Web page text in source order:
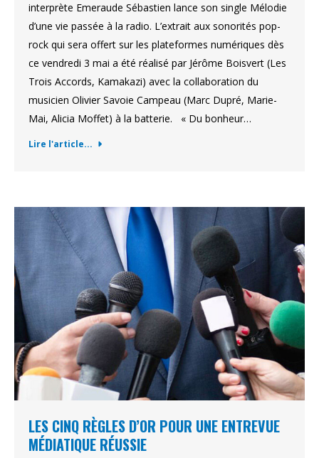
interprète Emeraude Sébastien lance son single Mélodie
d’une vie passée à la radio. L’extrait aux sonorités pop-
rock qui sera offert sur les plateformes numériques dès
ce vendredi 3 mai a été réalisé par Jérôme Boisvert (Les
Trois Accords, Kamakazi) avec la collaboration du
musicien Olivier Savoie Campeau (Marc Dupré, Marie-
Mai, Alicia Moffet) à la batterie. « Du bonheur…
Lire l'article...
LES CINQ RÈGLES D’OR POUR UNE ENTREVUE
MÉDIATIQUE RÉUSSIE